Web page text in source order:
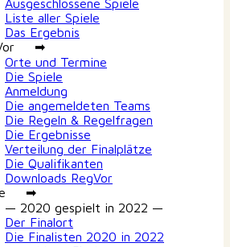
Ausgeschlossene Spiele
Liste aller Spiele
Das Ergebnis
➡
Orte und Termine
Die Spiele
Anmeldung
Die angemeldeten Teams
Die Regeln & Regelfragen
Die Ergebnisse
Verteilung der Finalplätze
Die Qualifikanten
Downloads RegVor
➡
— 2020 gespielt in 2022 —
Der Finalort
Die Finalisten 2020 in 2022